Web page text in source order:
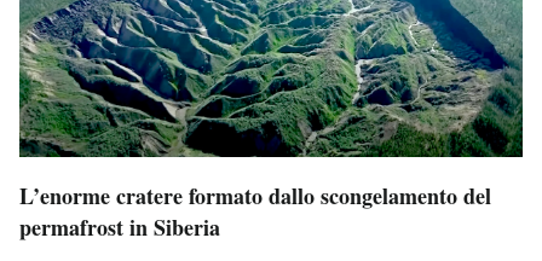
L’enorme cratere formato dallo scongelamento del
permafrost in Siberia